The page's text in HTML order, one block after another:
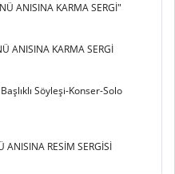
ANISINA KARMA SERGİ"
ANISINA KARMA SERGİ
Söyleşi-Konser-Solo
ANISINA RESİM SERGİSİ